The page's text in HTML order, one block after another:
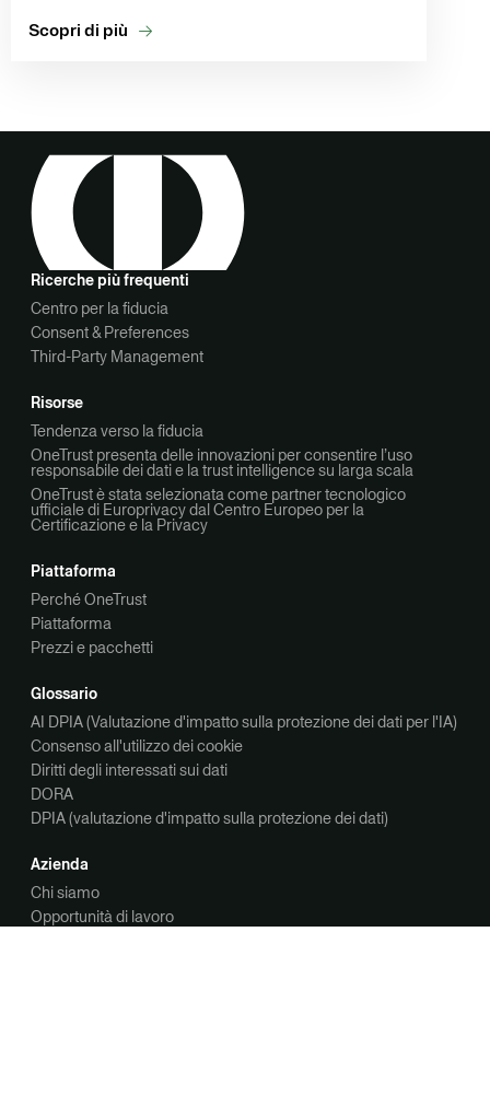
Scopri di più
Ricerche più frequenti
Centro per la fiducia
Consent & Preferences
Third-Party Management
Risorse
Tendenza verso la fiducia
OneTrust presenta delle innovazioni per consentire l’uso
responsabile dei dati e la trust intelligence su larga scala
OneTrust è stata selezionata come partner tecnologico
ufficiale di Europrivacy dal Centro Europeo per la
Certificazione e la Privacy
Piattaforma
Perché OneTrust
Piattaforma
Prezzi e pacchetti
Glossario
AI DPIA (Valutazione d'impatto sulla protezione dei dati per l'IA)
Consenso all'utilizzo dei cookie
Diritti degli interessati sui dati
DORA
DPIA (valutazione d'impatto sulla protezione dei dati)
Azienda
Chi siamo
Opportunità di lavoro